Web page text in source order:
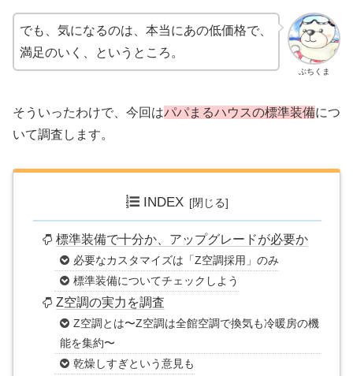
ぶちくま
でも、気になるのは、本当にあの低価格で、
満足のいく、というところ。
そういったわけで、今回はパパまるハウスの標準装備につ
いて調査します。
INDEX
標準装備で十分か、アップグレードが必要か
必要なカスタマイズは「Z空調採用」のみ
標準装備についてチェックしよう
Z空調の実力を調査
Z空調とは〜Z空調は全館空調で換気も冷暖房の機
能を集約〜
乾燥しすぎという意見も